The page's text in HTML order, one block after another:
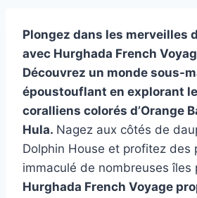
Plongez dans les merveilles
avec Hurghada French
Découvrez un monde sous-
époustouflant en explorant
coralliens colorés d’Orange
Hula. Nagez aux côtés de
Dolphin House et profitez des
immaculé de nombreuses îles
Hurghada French Voyage